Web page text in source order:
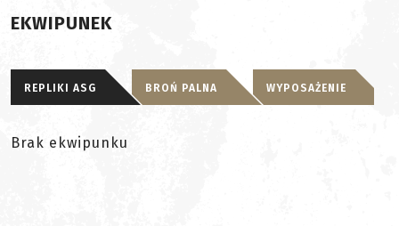
EKWIPUNEK
REPLIKI ASG BROŃ PALNA WYPOSAŻENIE
Brak ekwipunku